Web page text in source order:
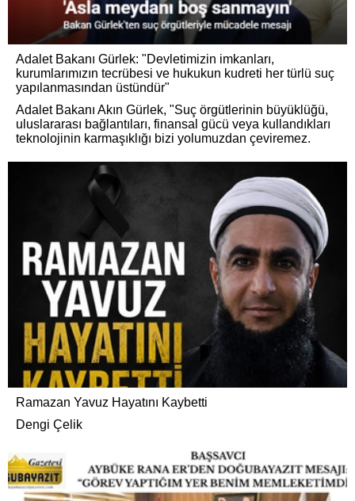
Adalet Bakanı Gürlek: "Devletimizin imkanları,
kurumlarımızın tecrübesi ve hukukun kudreti her türlü suç
yapılanmasından üstündür"
Adalet Bakanı Akın Gürlek, "Suç örgütlerinin büyüklüğü,
uluslararası bağlantıları, finansal gücü veya kullandıkları
teknolojinin karmaşıklığı bizi yolumuzdan çeviremez.
Ramazan Yavuz Hayatını Kaybetti
Dengi Çelik